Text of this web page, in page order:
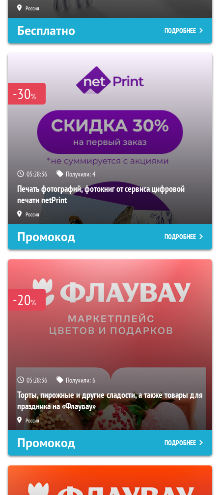
Россия
Бесплатно ПОДРОБНЕЕ
-30%
05:28:34 Получили:4
Печать фотографий, фотокниг от сервиса цифровой
печати netPrint
Россия
Промокод ПОДРОБНЕЕ
-20%
05:28:34 Получили:6
Торты, пирожные и другие сладости, а также товары для
праздника на «Флаувау»
Россия
Промокод ПОДРОБНЕЕ